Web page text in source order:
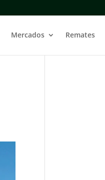
Mercados Remates